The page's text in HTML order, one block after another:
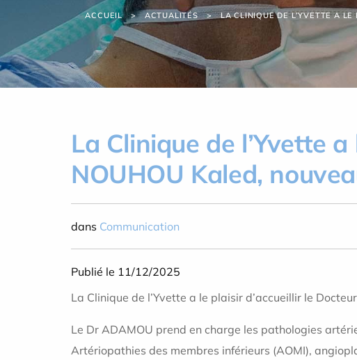
ACCUEIL ACTUALITÉS LA CLINIQUE DE L’YVETTE A
La Clinique de l’Yvette
NOUHOU Kaled,
dans Communication
Publié le 11/12/2025
La Clinique de l’Yvette a le plaisir d’accueillir le
Le Dr ADAMOU prend en charge les pathologies
Artériopathies des membres inférieurs (AOMI),